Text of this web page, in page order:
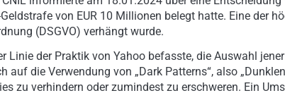
von EUR 10 Millionen belegt hatte. Eine der
(DSGVO) verhängt wurde.
Linie der Praktik von Yahoo befasste, die Auswahl
auf die Verwendung von „Dark Patterns“, also
zu verhindern oder zumindest zu erschweren. Ein